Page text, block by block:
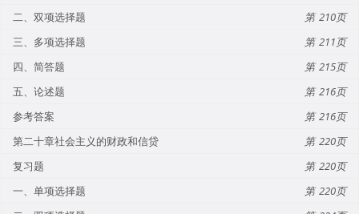
二、双项选择题
210
三、多项选择题
211
四、简答题
215
五、论述题
216
参考答案
216
第二十章社会主义的财政和信贷
220
复习题
220
一、单项选择题
220